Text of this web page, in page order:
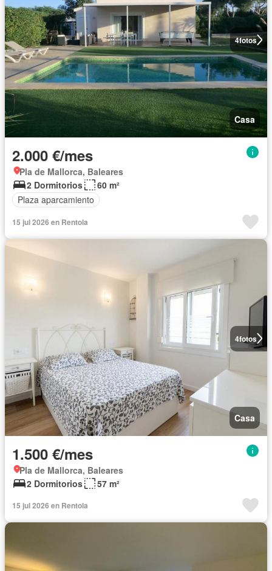
4fotos
Casa
2.000 €/mes
Pla de Mallorca, Baleares
2 Dormitorios
60 m²
Plaza aparcamiento
15 jul 2026 en Rentola
4fotos
Casa
1.500 €/mes
Pla de Mallorca, Baleares
2 Dormitorios
57 m²
15 jul 2026 en Rentola